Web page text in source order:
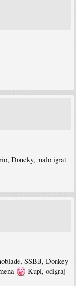
Doneky, malo igrat
SSBB, Donkey
Kupi, odigraj